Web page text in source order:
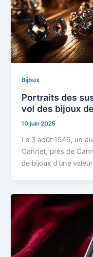
Bijoux
Portraits des
vol des bijoux
10 juin 2025
Le 3 août 1949, un
Cannet, près de
de bijoux d'une valeur